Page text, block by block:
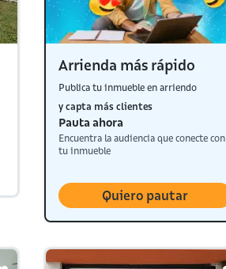
Arrienda más rápido
Publica tu inmueble en arriendo
y capta más clientes
Pauta ahora
Encuentra la audiencia que conecte con
tu inmueble
Quiero pautar